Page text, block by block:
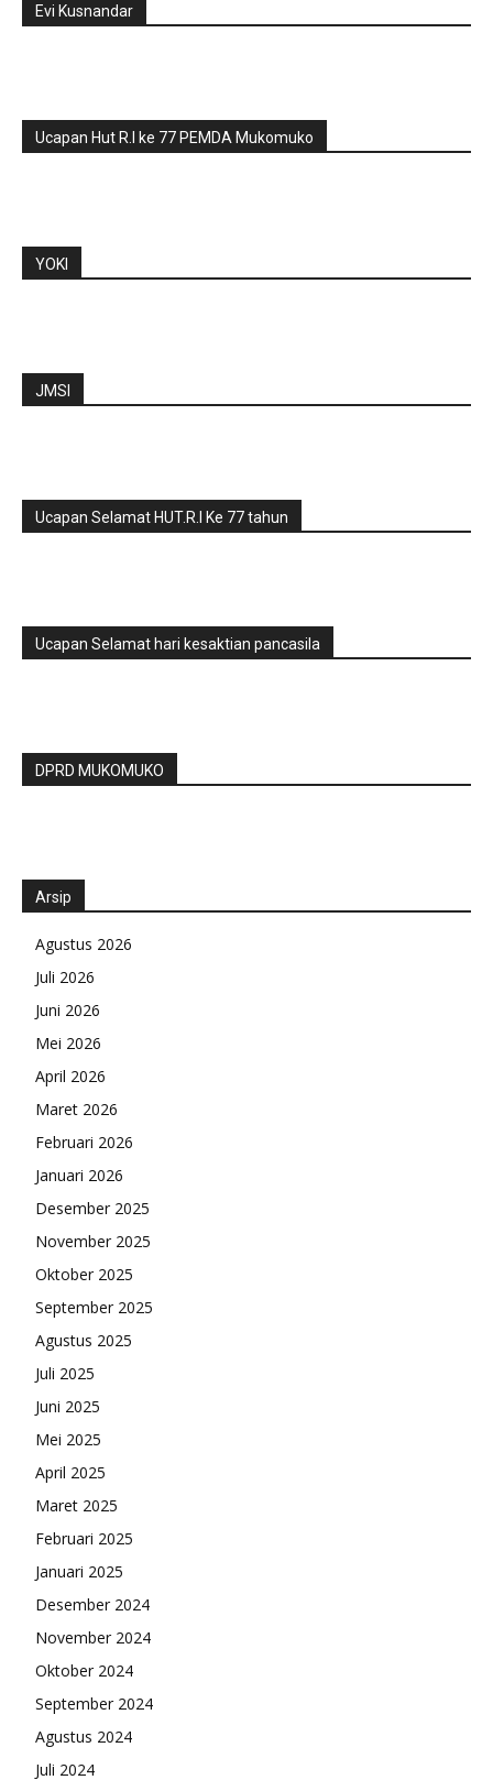
Evi Kusnandar
Ucapan Hut R.I ke 77 PEMDA Mukomuko
YOKI
JMSI
Ucapan Selamat HUT.R.I Ke 77 tahun
Ucapan Selamat hari kesaktian pancasila
DPRD MUKOMUKO
Arsip
Agustus 2026
Juli 2026
Juni 2026
Mei 2026
April 2026
Maret 2026
Februari 2026
Januari 2026
Desember 2025
November 2025
Oktober 2025
September 2025
Agustus 2025
Juli 2025
Juni 2025
Mei 2025
April 2025
Maret 2025
Februari 2025
Januari 2025
Desember 2024
November 2024
Oktober 2024
September 2024
Agustus 2024
Juli 2024